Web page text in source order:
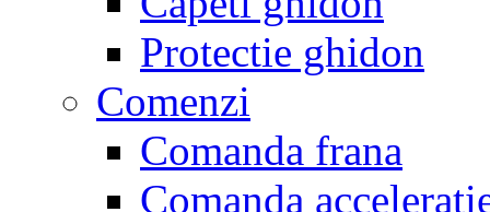
Protectie ghidon
Comenzi
Comanda frana
Comanda